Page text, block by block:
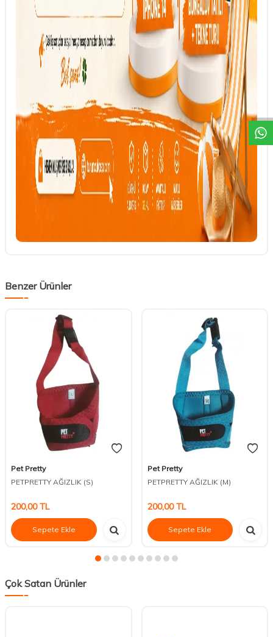
Benzer Ürünler
Pet Pretty
PETPRETTY AĞIZLIK (S)
200,00TL
Sepete Ekle
Pet Pretty
PETPRETTY AĞIZLIK (M)
200,00TL
Sepete Ekle
Çok Satan Ürünler